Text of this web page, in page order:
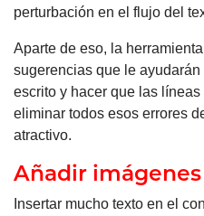
perturbación en el flujo del
Aparte de eso, la
sugerencias que le
escrito y hacer que las
eliminar todos esos errores
atractivo.
Añadir
Insertar mucho texto en el